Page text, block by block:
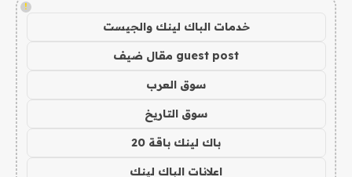
!
خدمات الباك لينك والجيست
guest post مقال ضيف
سوق العرب
سوق التاريخ
باك لينك باقة 20
اعلانات الباك لينك